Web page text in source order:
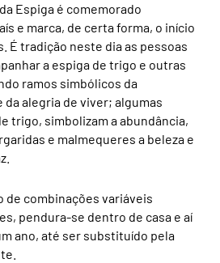
Espiga é comemorado
e marca, de certa forma, o início
É tradição neste dia as pessoas
a espiga de trigo e outras
ramos simbólicos da
alegria de viver; algumas
trigo, simbolizam a abundância,
e malmequeres a beleza e
de combinações variáveis
pendura-se dentro de casa e aí
ano, até ser substituído pela